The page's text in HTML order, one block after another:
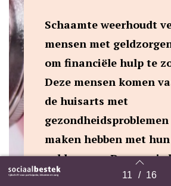
Terug naar overzicht 11 / 16
Schaamte weerhoudt
mensen met
om financiële hulp te
Deze mensen komen
de huisarts met
maken hebben met hun
geldzorgen. Daarom is
belangrijk dat